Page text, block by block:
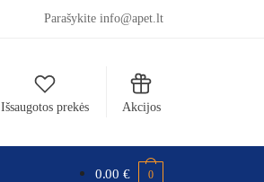
Parašykite info@apet.lt
Išsaugotos prekės Akcijos
0.00€ 0